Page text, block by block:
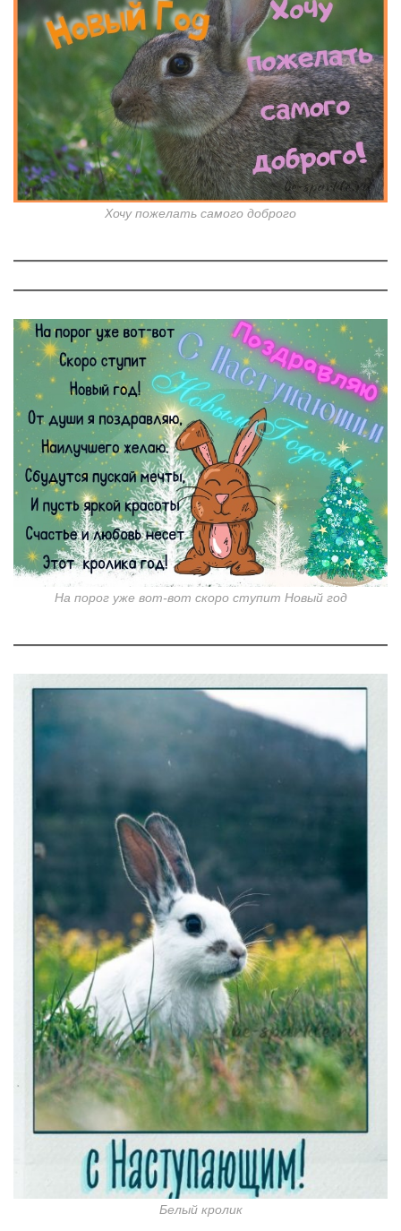
Хочу пожелать самого доброго
На порог уже вот-вот скоро ступит Новый год
Белый кролик